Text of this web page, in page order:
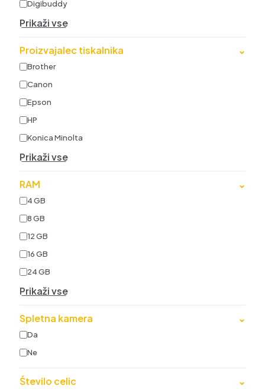
Digibuddy
Prikaži vse
Proizvajalec tiskalnika ⌄
Brother
Canon
Epson
HP
Konica Minolta
Prikaži vse
RAM ⌄
4 GB
8 GB
12 GB
16 GB
24 GB
Prikaži vse
Spletna kamera ⌄
Da
Ne
Število celic ⌄